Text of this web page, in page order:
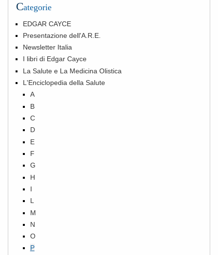
Categorie
EDGAR CAYCE
Presentazione dell'A.R.E.
Newsletter Italia
I libri di Edgar Cayce
La Salute e La Medicina Olistica
L'Enciclopedia della Salute
A
B
C
D
E
F
G
H
I
L
M
N
O
P